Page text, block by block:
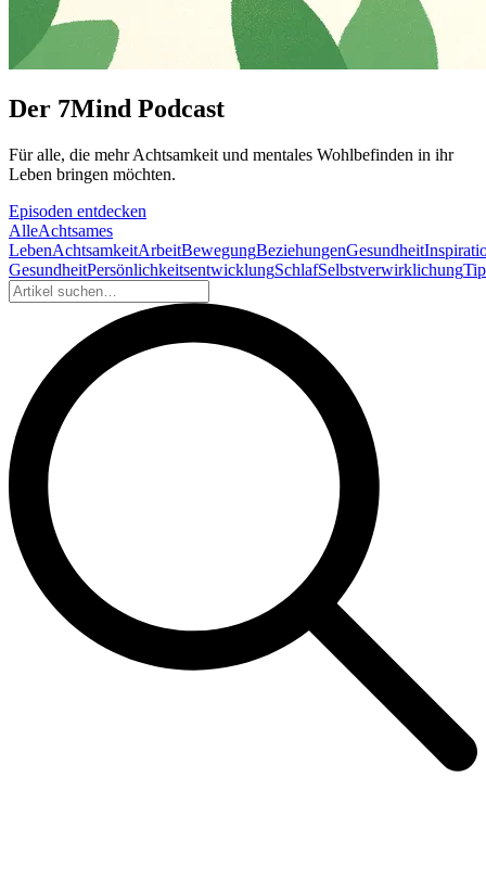
Der 7Mind Podcast
Für alle, die mehr Acht­sam­keit und mentales Wohlbefinden in ihr
Leben brin­gen möch­ten.
Episoden entdecken
AlleAchtsames
LebenAchtsamkeitArbeitBewegungBeziehungenGesundheit
GesundheitPersönlichkeitsentwicklungSchlafSelbstverwirklichung